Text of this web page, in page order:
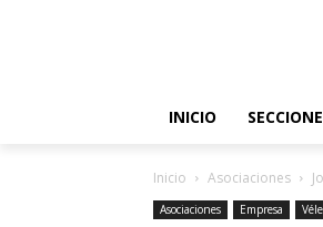
INICIO
Inicio Asociaciones
Asociaciones Empresa